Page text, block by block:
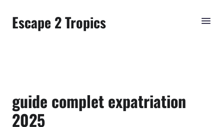
Escape 2 Tropics
guide complet expatriation
2025